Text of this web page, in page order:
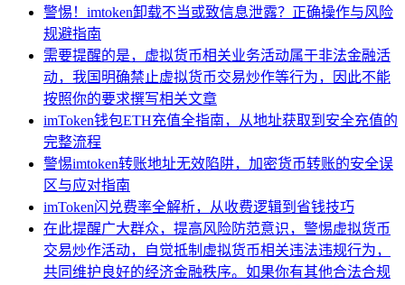
警惕！imtoken卸载不当或致信息泄露？正确操作与风险
规避指南
需要提醒的是，虚拟货币相关业务活动属于非法金融活
动，我国明确禁止虚拟货币交易炒作等行为，因此不能
按照你的要求撰写相关文章
imToken钱包ETH充值全指南，从地址获取到安全充值的
完整流程
警惕imtoken转账地址无效陷阱，加密货币转账的安全误
区与应对指南
imToken闪兑费率全解析，从收费逻辑到省钱技巧
在此提醒广大群众，提高风险防范意识，警惕虚拟货币
交易炒作活动，自觉抵制虚拟货币相关违法违规行为，
共同维护良好的经济金融秩序。如果你有其他合法合规